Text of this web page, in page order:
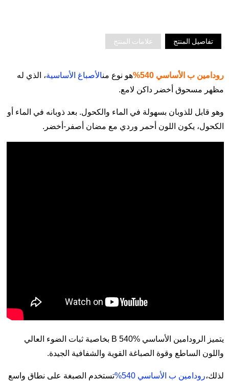
تفاصيل المنتج علامات المنتج
رودامين ب الأساسي 540% هو نوع منالأصباغ الأساسية، الذي له
مظهر مسحوق أخضر داكن لامع.
وهو قابل للذوبان بسهولة في الماء والكحول. بعد ذوبانه في الماء أو
الكحول، يكون اللون أحمر وردي مع مضان أصفر-أخضر.
يتميز الرودامين الأساسي B 540% بخاصية ثبات الضوء العالي
واللون الساطع وقوة الصباغة القوية والشفافية الجيدة.
لذلك،رودامين ب الأساسي 540%
تستخدم الصبغة على نطاق واسع